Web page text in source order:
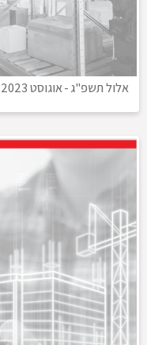
אלול תשפ"ג-אוגוסט 2023